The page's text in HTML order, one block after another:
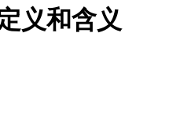
义和含义